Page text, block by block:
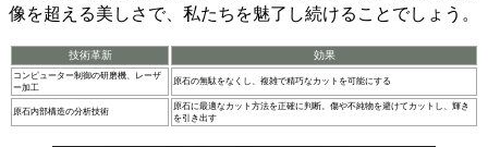
像を超える美しさで、私たちを魅了し続けることでしょう。
技術革新 効果
コンピューター制御の研磨機、レーザ
ー加工
原石の無駄をなくし、複雑で精巧なカットを可能にする
原石内部構造の分析技術
原石に最適なカット方法を正確に判断。傷や不純物を避けてカットし、輝き
を引き出す